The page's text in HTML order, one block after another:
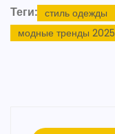
Теги: стиль одежды
модные тренды 2025